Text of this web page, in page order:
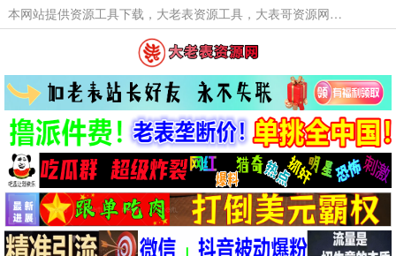
本网站提供资源工具下载，大老表资源工具，大表哥资源网软件工具，大老表资源下载，活动线报福利资源分享,活动线报，大型网游经典游戏，网络热门技术游戏辅助交流与分享。